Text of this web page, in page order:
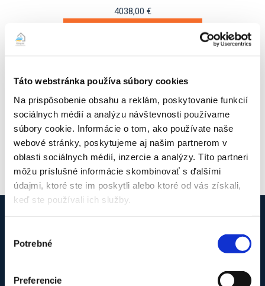
Táto webstránka používa súbory cookies
Na prispôsobenie obsahu a reklám, poskytovanie funkcií
sociálnych médií a analýzu návštevnosti používame
súbory cookie. Informácie o tom, ako používate naše
webové stránky, poskytujeme aj našim partnerom v
oblasti sociálnych médií, inzercie a analýzy. Títo partneri
môžu príslušné informácie skombinovať s ďalšími
údajmi, ktoré ste im poskytli alebo ktoré od vás získali,
keď ste používali ich služby.
súhlasu
Potrebné
Preferencie
4038,00 €
Daikin Ururu Sarara FTXZ50N 5kW
5339,00€
ZOBRAZIŤ DETAIL PRODUKTU
O firme Klimy.net